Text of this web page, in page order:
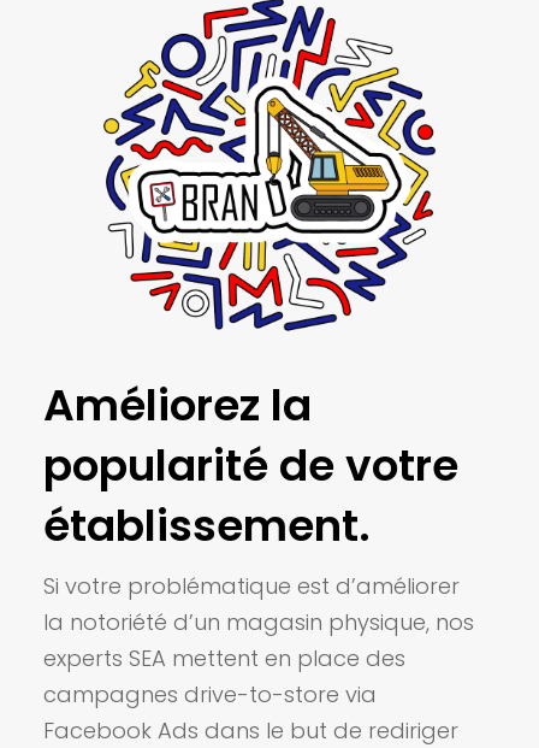
Améliorez la
popularité de votre
établissement.
Si votre problématique est d’améliorer
la notoriété d’un magasin physique, nos
experts SEA mettent en place des
campagnes drive-to-store via
Facebook Ads dans le but de rediriger